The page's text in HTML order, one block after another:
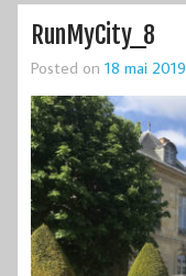
RunMyCity_8
Posted on 18 mai 2019